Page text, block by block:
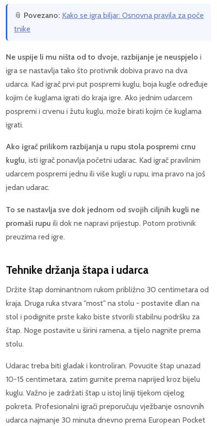
📎 Povezano: Kako se igra biljar: Osnovna pravila za poče
tnike
Ne uspije li mu ništa od to dvoje, razbijanje je neuspjelo i
igra se nastavlja tako što protivnik dobiva pravo na dva
udarca. Kad igrač prvi put pospremi kuglu, boja kugle određuje
kojim će kuglama igrati do kraja igre. Ako jednim udarcem
pospremi i crvenu i žutu kuglu, može birati kojim će kuglama
igrati.
Ako igrač prilikom razbijanja u rupu stola pospremi crnu
kuglu, isti igrač ponavlja početni udarac. Kad igrač pravilnim
udarcem pospremi jednu ili više kugli u rupu, ima pravo na još
jedan udarac.
To se nastavlja sve dok jednom od svojih ciljnih kugli ne
promaši rupu ili dok ne napravi prijestup. Potom protivnik
preuzima red igre.
Tehnike držanja štapa i udarca
Držite štap dominantnom rukom približno 30 centimetara od
kraja. Druga ruka stvara "most" na stolu - postavite dlan na
stol i podignite prste kako biste stvorili stabilnu podršku za
štap. Noge postavite u širini ramena, a tijelo nagnite prema
stolu.
Udarac treba biti gladak i kontroliran. Povucite štap unazad
10-15 centimetara, zatim gurnite prema naprijed kroz bijelu
kuglu. Važno je zadržati štap u istoj liniji tijekom cijelog
pokreta. Profesionalni igrači preporučuju vježbanje osnovnih
udarca najmanje 30 minuta dnevno prema European Pocket